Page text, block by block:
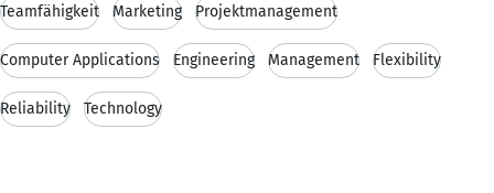
Teamfähigkeit Marketing Projektmanagement
Computer Applications Engineering Management Flexibility
Reliability Technology